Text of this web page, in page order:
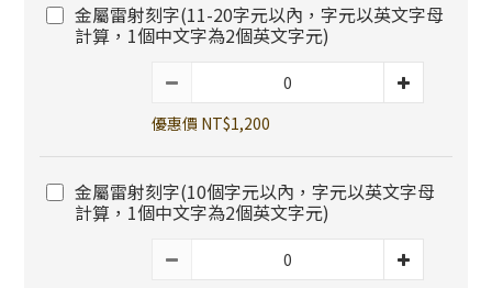
金屬雷射刻字(11-20字元以內，字元以英文字母
計算，1個中文字為2個英文字元)
優惠價 NT$1,200
金屬雷射刻字(10個字元以內，字元以英文字母
計算，1個中文字為2個英文字元)